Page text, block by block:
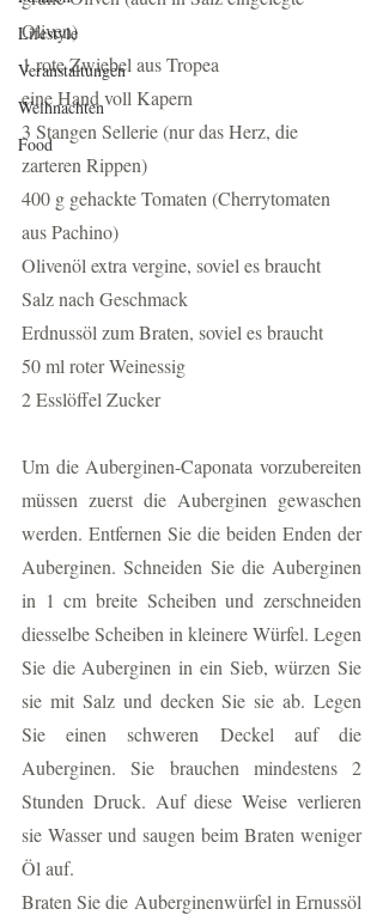
Lifestyle
Veranstaltungen
Weihnachten
Food
Oliven)
1 rote Zwiebel aus Tropea
eine Hand voll Kapern
3 Stangen Sellerie (nur das Herz, die
zarteren Rippen)
400 g gehackte Tomaten (Cherrytomaten
aus Pachino)
Olivenöl extra vergine, soviel es braucht
Salz nach Geschmack
Erdnussöl zum Braten, soviel es braucht
50 ml roter Weinessig
2 Esslöffel Zucker
Um die Auberginen-Caponata vorzubereiten
müssen zuerst die Auberginen gewaschen
werden. Entfernen Sie die beiden Enden der
Auberginen. Schneiden Sie die Auberginen
in 1 cm breite Scheiben und zerschneiden
diesselbe Scheiben in kleinere Würfel. Legen
Sie die Auberginen in ein Sieb, würzen Sie
sie mit Salz und decken Sie sie ab. Legen
Sie einen schweren Deckel auf die
Auberginen. Sie brauchen mindestens 2
Stunden Druck. Auf diese Weise verlieren
sie Wasser und saugen beim Braten weniger
Öl auf.
Braten Sie die Auberginenwürfel in Ernussöl